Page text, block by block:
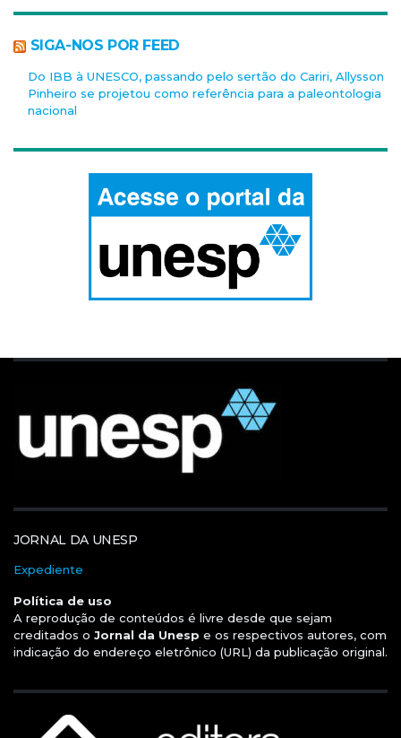
SIGA-NOS POR FEED
Do IBB à UNESCO, passando pelo sertão do Cariri, Allysson
Pinheiro se projetou como referência para a paleontologia
nacional
JORNAL DA UNESP
Expediente
Política de uso
A reprodução de conteúdos é livre desde que sejam
creditados o Jornal da Unesp e os respectivos autores, com
indicação do endereço eletrônico (URL) da publicação original.